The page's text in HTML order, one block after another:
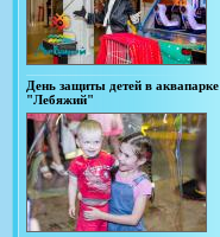
День защиты детей в аквапарке
"Лебяжий"